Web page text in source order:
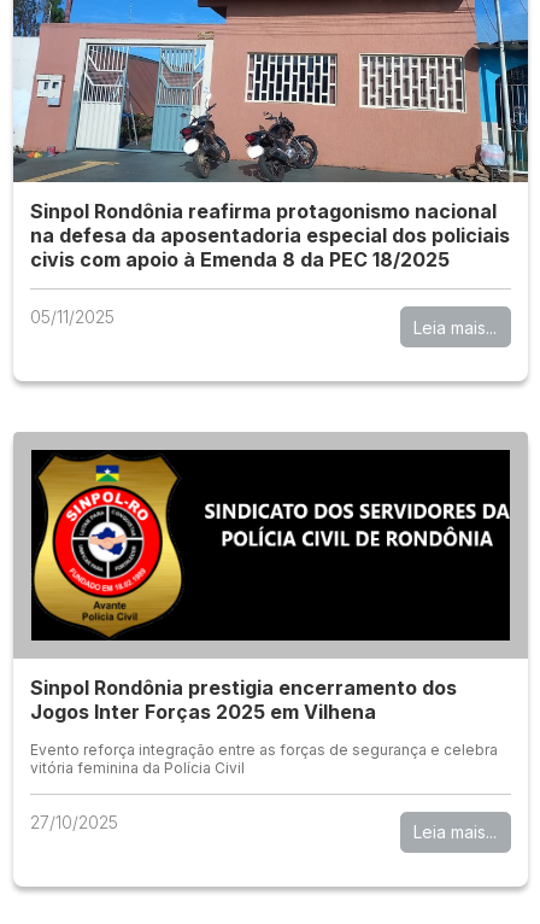
Sinpol Rondônia reafirma protagonismo nacional
na defesa da aposentadoria especial dos policiais
civis com apoio à Emenda 8 da PEC 18/2025
05/11/2025 Leia mais...
Sinpol Rondônia prestigia encerramento dos
Jogos Inter Forças 2025 em Vilhena
Evento reforça integração entre as forças de segurança e celebra
vitória feminina da Polícia Civil
27/10/2025 Leia mais...